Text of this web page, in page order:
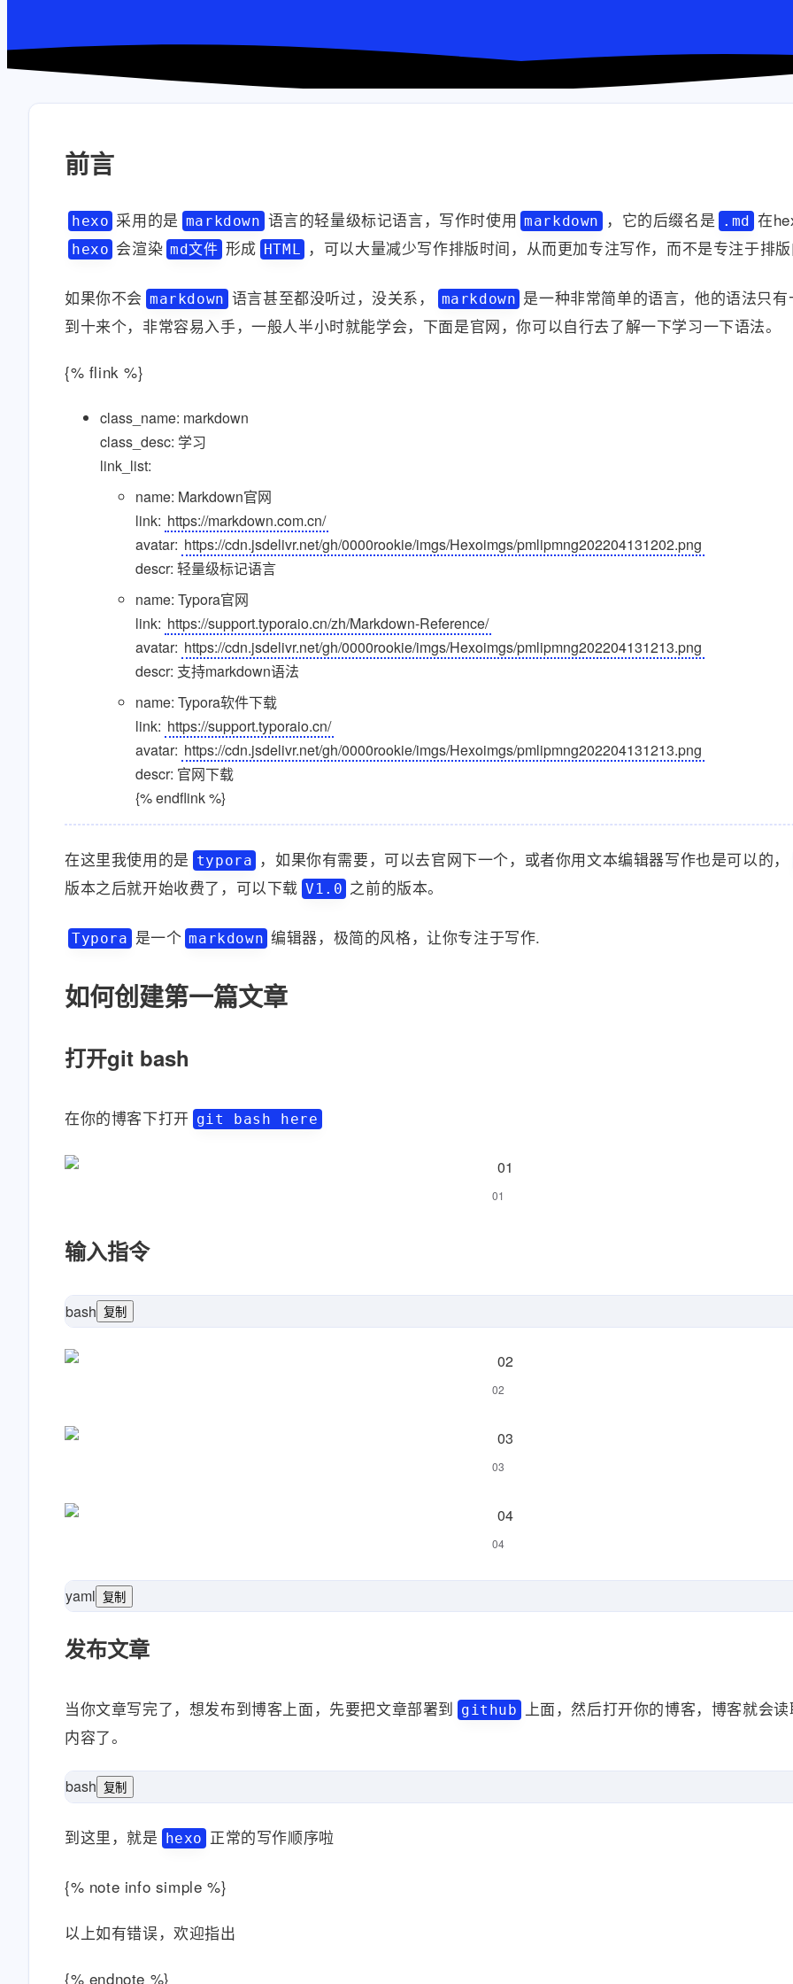
前言
hexo 采用的是 markdown 语言的轻量级标记语言，写作时使用 markdown ，它的后缀名是 .md 在
hexo 会渲染 md文件 形成 HTML ，可以大量减少写作排版时间，从而更加专注写作，而不是专注于排版
如果你不会 markdown 语言甚至都没听过，没关系， markdown 是一种非常简单的语言，他的语法只
到十来个，非常容易入手，一般人半小时就能学会，下面是官网，你可以自行去了解一下学习一下语法。
{% flink %}
class_name: markdown
class_desc: 学习
link_list:
name: Markdown官网
link: https://markdown.com.cn/
avatar: https://cdn.jsdelivr.net/gh/0000rookie/imgs/Hexoimgs/pmlipmng202204131202.png
descr: 轻量级标记语言
name: Typora官网
link: https://support.typoraio.cn/zh/Markdown-Reference/
avatar: https://cdn.jsdelivr.net/gh/0000rookie/imgs/Hexoimgs/pmlipmng202204131213.png
descr: 支持markdown语法
name: Typora软件下载
link: https://support.typoraio.cn/
avatar: https://cdn.jsdelivr.net/gh/0000rookie/imgs/Hexoimgs/pmlipmng202204131213.png
descr: 官网下载
{% endflink %}
在这里我使用的是 typora ，如果你有需要，可以去官网下一个，或者你用文本编辑器写作也是可以的，
版本之后就开始收费了，可以下载 V1.0 之前的版本。
Typora 是一个 markdown 编辑器，极简的风格，让你专注于写作.
如何创建第一篇文章
打开git bash
在你的博客下打开 git bash here
01
输入指令
bash 复制
02
03
04
yaml 复制
发布文章
当你文章写完了，想发布到博客上面，先要把文章部署到 github 上面，然后打开你的博客，博客就会读
内容了。
bash 复制
到这里，就是 hexo 正常的写作顺序啦
{% note info simple %}
以上如有错误，欢迎指出
{% endnote %}